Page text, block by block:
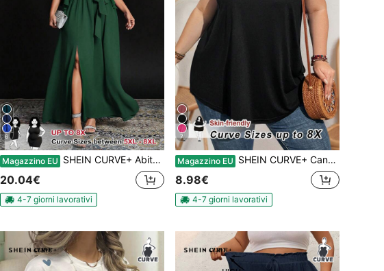
6
Magazzino EU SHEIN CURVE+ Abito da donna taglie forti a tinta unita, con scollo a V, maniche a sbuffo, vita con laccio, arricciatura e spacco, elegante per feste, lunghezza maxi
20.04€
4-7 giorni lavorativi
7
Magazzino EU SHEIN CURVE+ Canotta nera ampia e comoda senza maniche per donna curvy e taglie forti
8.98€
4-7 giorni lavorativi